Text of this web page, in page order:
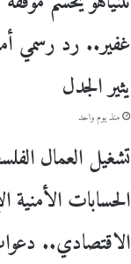
غفير.. رد رسمي
يثير الجدل
منذ يوم واحد
تشغيل العمال
الحسابات الأمنية
الاقتصادي..